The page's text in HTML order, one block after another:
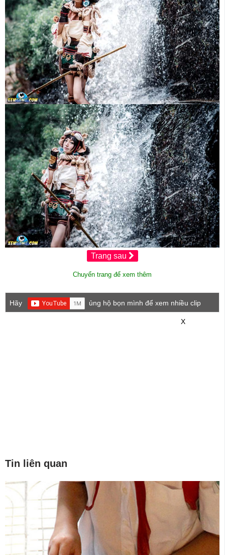
Trang sau
Chuyển trang để xem thêm
Hãy
ủng hộ bọn mình để xem nhiều clip
X
Tin liên quan